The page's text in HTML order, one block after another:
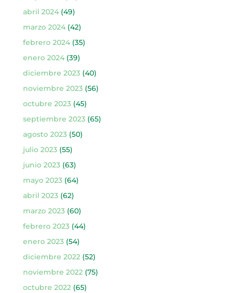
abril 2024(49)
marzo 2024(42)
febrero 2024(35)
enero 2024(39)
diciembre 2023(40)
noviembre 2023(56)
octubre 2023(45)
septiembre 2023(65)
agosto 2023(50)
julio 2023(55)
junio 2023(63)
mayo 2023(64)
abril 2023(62)
marzo 2023(60)
febrero 2023(44)
enero 2023(54)
diciembre 2022(52)
noviembre 2022(75)
octubre 2022(65)